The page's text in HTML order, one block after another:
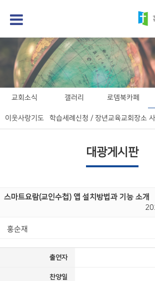
교회소식 갤러리 로뎀북카페
이웃사랑기도 학습세례신청 / 장년교육교회장소
대광게시판
스마트요람(교인수첩) 앱 설치방법과 기능 소개
홍순재
출연자
찬양일